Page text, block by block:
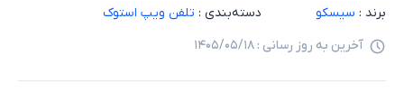
برند : سیسکو دسته‌بندی : تلفن ویپ استوک
آخرین به روز رسانی : ۱۴۰۵/۰۵/۱۸